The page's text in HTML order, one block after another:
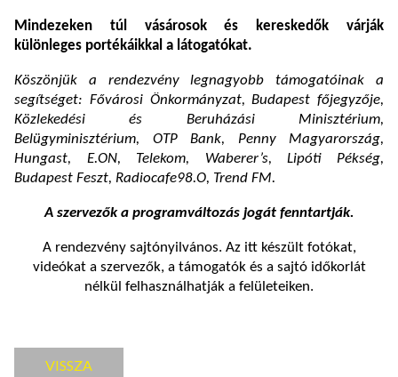
Mindezeken túl vásárosok és kereskedők várják
különleges portékáikkal a látogatókat.
Köszönjük a rendezvény legnagyobb támogatóinak a
segítséget: Fővárosi Önkormányzat, Budapest főjegyzője,
Közlekedési és Beruházási Minisztérium,
Belügyminisztérium, OTP Bank, Penny Magyarország,
Hungast, E.ON, Telekom, Waberer’s, Lipóti Pékség,
Budapest Feszt, Radiocafe98.O, Trend FM.
A szervezők a programváltozás jogát fenntartják.
A rendezvény sajtónyilvános. Az itt készült fotókat,
videókat a szervezők, a támogatók és a sajtó időkorlát
nélkül felhasználhatják a felületeiken.
VISSZA